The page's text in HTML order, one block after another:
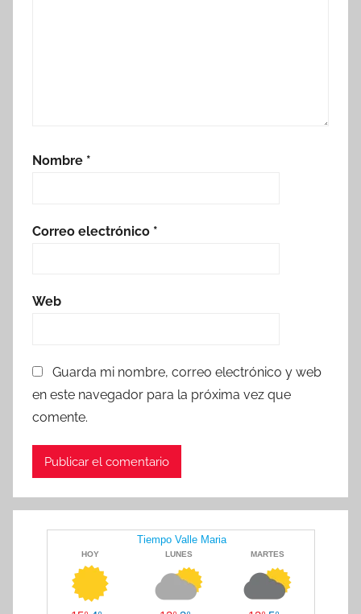
Nombre *
Correo electrónico *
Web
Guarda mi nombre, correo electrónico y web
en este navegador para la próxima vez que
comente.